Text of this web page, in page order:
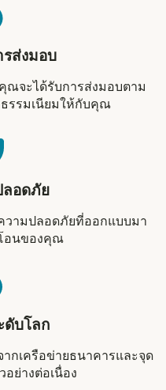
รส่งมอบ
ณจะได้รับการส่งมอบตาม
รรมเนียมให้กับคุณ
ลอดภัย
วามปลอดภัยที่ออกแบบมา
อนของคุณ
ดับโลก
กเครือข่ายธนาคารและจุด
อย่างต่อเนื่อง